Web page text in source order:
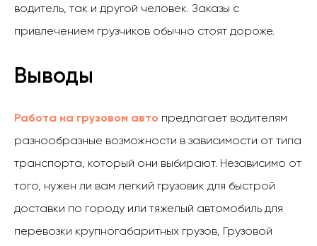
водитель, так и другой человек. Заказы с
привлечением грузчиков обычно стоят дороже.
Выводы
Работа на грузовом авто предлагает водителям
разнообразные возможности в зависимости от типа
транспорта, который они выбирают. Независимо от
того, нужен ли вам легкий грузовик для быстрой
доставки по городу или тяжелый автомобиль для
перевозки крупногабаритных грузов, Грузовой